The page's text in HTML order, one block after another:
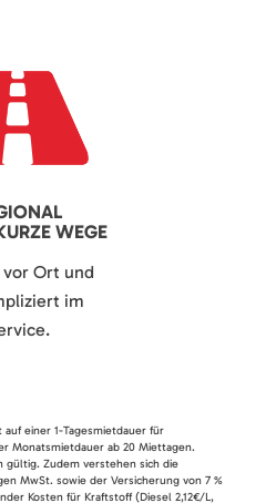
WEGE
Ort und
im
einer 1-Tagesmietdauer für
Monatsmietdauer ab 20 Miettagen.
gültig. Zudem verstehen sich die
MwSt. sowie der Versicherung von 7 %
Kosten für Kraftstoff (Diesel 2,12€/L,